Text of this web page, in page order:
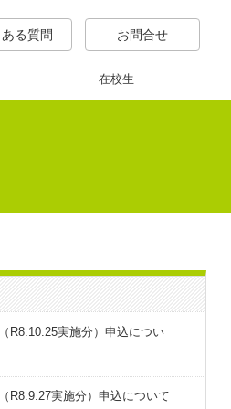
る質問 お問合せ
在校生
R8.10.25実施分）申込につい
R8.9.27実施分）申込について